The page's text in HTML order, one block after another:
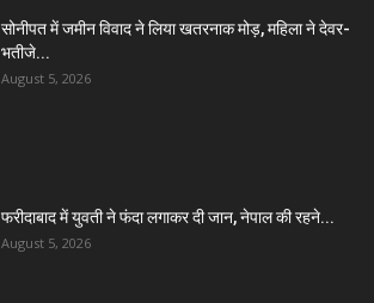
सोनीपत में जमीन विवाद ने लिया खतरनाक मोड़, महिला ने देवर-
भतीजे...
August 5, 2026
फरीदाबाद में युवती ने फंदा लगाकर दी जान, नेपाल की रहने...
August 5, 2026